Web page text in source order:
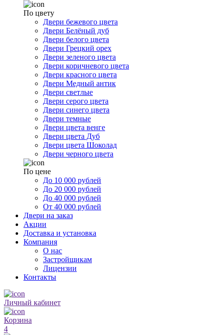
По цвету
Двери бежевого цвета
Двери Белёный дуб
Двери белого цвета
Двери Грецкий орех
Двери зеленого цвета
Двери коричневого цвета
Двери красного цвета
Двери Медный антик
Двери светлые
Двери серого цвета
Двери синего цвета
Двери темные
Двери цвета венге
Двери цвета Дуб
Двери цвета Шоколад
Двери черного цвета
По цене
До 10 000 рублей
До 20 000 рублей
До 40 000 рублей
От 40 000 рублей
Двери на заказ
Акции
Доставка и установка
Компания
О нас
Застройщикам
Лицензии
Контакты
Личный кабинет
Корзина
4